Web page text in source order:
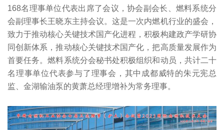
168名理事单位代表出席了会议，协会副会长、燃料系统分
会副理事长王晓东主持会议。这是一次内燃机行业的盛会，
致力于推动核心关键技术国产化进程，积极构建政产学研协
同创新体系，推动核心关键技术国产化，把高质量发展作为
首要任务。燃料系统分会秘书处积极组织和动员，共计二十
名理事单位代表参与了理事会，其中成都威特的朱元宪总
监、金湖输油泵的黄萧总经理增补为常务理事。